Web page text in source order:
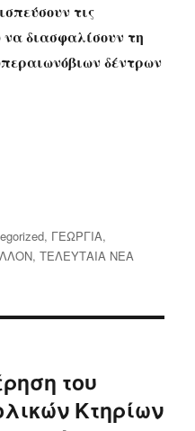
τις
να διασφαλίσουν τη
δέντρων
, ΓΕΩΡΓΙΑ,
,ΤΕΛΕΥΤΑΙΑ ΝΕΑ
του
Κτηρίων